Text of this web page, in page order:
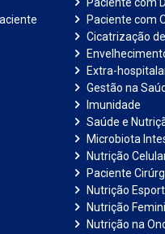
Paciente com
Cicatrização
Extra-
Gestão na
Imunidade
Saúde e
Microbiota
Nutrição
Paciente
Nutrição
Nutrição
Nutrição na